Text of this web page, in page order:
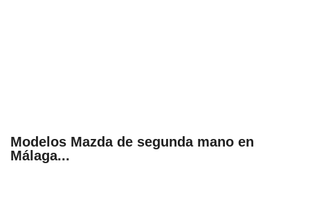
Modelos Mazda de segunda mano en
Málaga...